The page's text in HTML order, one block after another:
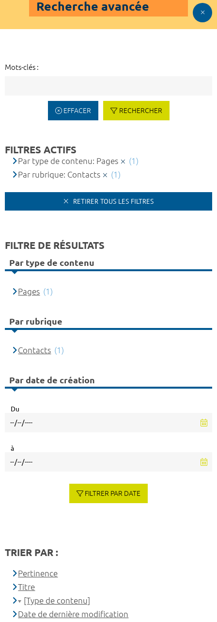
Recherche avancée
Mots-clés :
EFFACER RECHERCHER
FILTRES ACTIFS
Par type de contenu: Pages
(1)
Par rubrique: Contacts
(1)
RETIRER TOUS LES FILTRES
FILTRE DE RÉSULTATS
Par type de contenu
Pages (1)
Par rubrique
Contacts (1)
Par date de création
Du
à
FILTRER PAR DATE
TRIER PAR :
Pertinence
Titre
[Type de contenu]
Date de dernière modification